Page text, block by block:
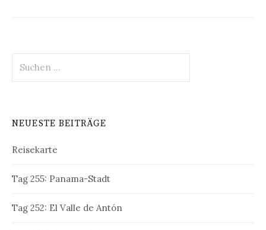
nach:
NEUESTE BEITRÄGE
Reisekarte
Tag 255: Panama-Stadt
Tag 252: El Valle de Antón